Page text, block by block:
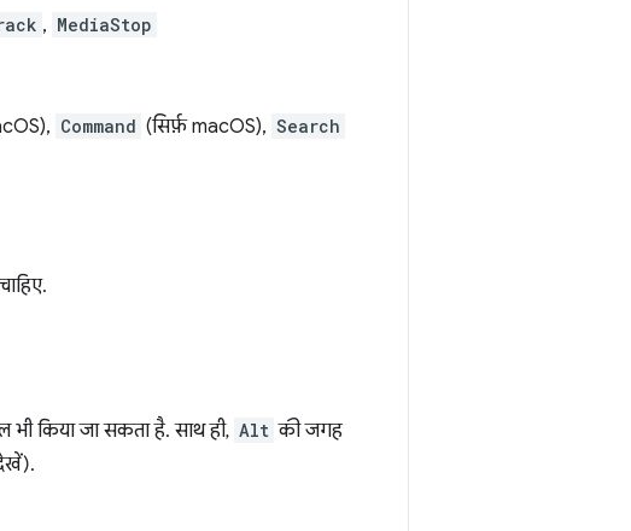
, MediaStop
Command (सिर्फ़ macOS), Search
भी किया जा सकता है. साथ ही, Alt की जगह